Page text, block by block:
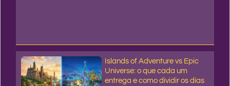
Islands of Adventure vs Epic
Universe: o que cada um
entrega e como dividir os dias